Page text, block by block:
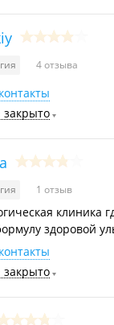
4 отзыва
закрыто
1 отзыв
клиника
здоровой
закрыто